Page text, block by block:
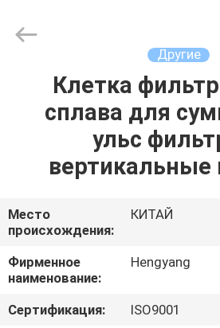
ПРОДУКТЫ
НАС
ПУТЕШЕСТВИЕ
ФАБРИКИ
Industrial
Другие
Клетка
сплава для
ульс
вертикальные
Место
происхождения:
КИТАЙ
Фирменное
наименование:
Hengyang
Сертификация:
ISO9001